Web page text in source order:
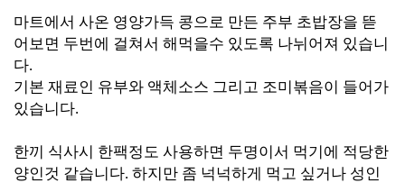
마트에서 사온 영양가득 콩으로 만든 주부 초밥장을 뜯
어보면 두번에 걸쳐서 해먹을수 있도록 나뉘어져 있습니
다.
기본 재료인 유부와 액체소스 그리고 조미볶음이 들어가
있습니다.
한끼 식사시 한팩정도 사용하면 두명이서 먹기에 적당한
양인것 같습니다. 하지만 좀 넉넉하게 먹고 싶거나 성인